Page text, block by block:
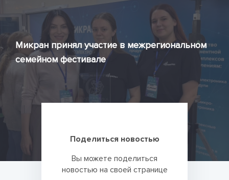
Микран принял участие в межрегиональном
семейном фестивале
Поделиться новостью
Вы можете поделиться
новостью на своей странице